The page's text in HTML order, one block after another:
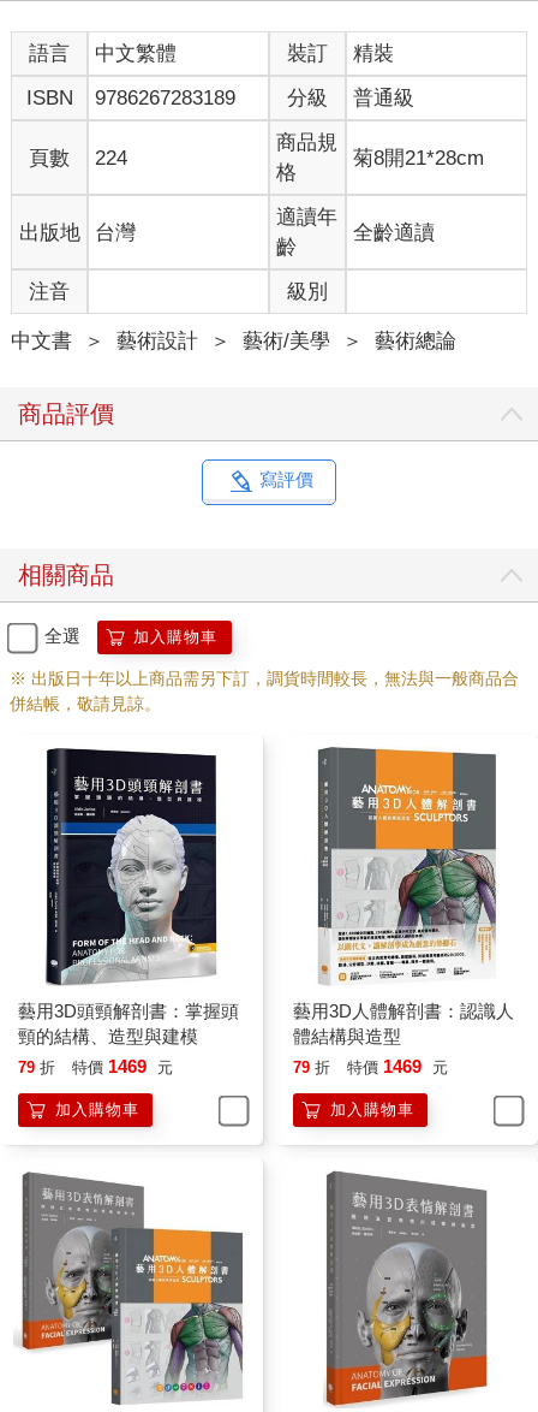
語言 中文繁體 裝訂
精裝
ISBN
9786267283189 分級 普通級
頁數 224
商品規
格
菊8開21*28cm
出版地 台灣
適讀年
齡
全齡適讀
注音 級別
中文書 ＞ 藝術設計 ＞ 藝術/美學 ＞ 藝術總論
商品評價
寫評價
相關商品
全選 加入購物車
※ 出版日十年以上商品需另下訂，調貨時間較長，無法與一般商品合
併結帳，敬請見諒。
藝用3D頭頸解剖書：掌握頭
頸的結構、造型與建模
79 折 特價 1469 元
加入購物車
藝用3D人體解剖書：認識人
體結構與造型
79 折 特價 1469 元
加入購物車